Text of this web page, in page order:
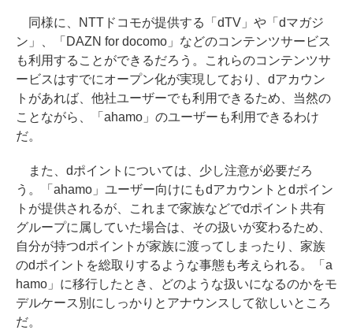
同様に、NTTドコモが提供する「dTV」や「dマガジ
ン」、「DAZN for docomo」などのコンテンツサービス
も利用することができるだろう。これらのコンテンツサ
ービスはすでにオープン化が実現しており、dアカウン
トがあれば、他社ユーザーでも利用できるため、当然の
ことながら、「ahamo」のユーザーも利用できるわけ
だ。
また、dポイントについては、少し注意が必要だろ
う。「ahamo」ユーザー向けにもdアカウントとdポイン
トが提供されるが、これまで家族などでdポイント共有
グループに属していた場合は、その扱いが変わるため、
自分が持つdポイントが家族に渡ってしまったり、家族
のdポイントを総取りするような事態も考えられる。「a
hamo」に移行したとき、どのような扱いになるのかをモ
デルケース別にしっかりとアナウンスして欲しいところ
だ。